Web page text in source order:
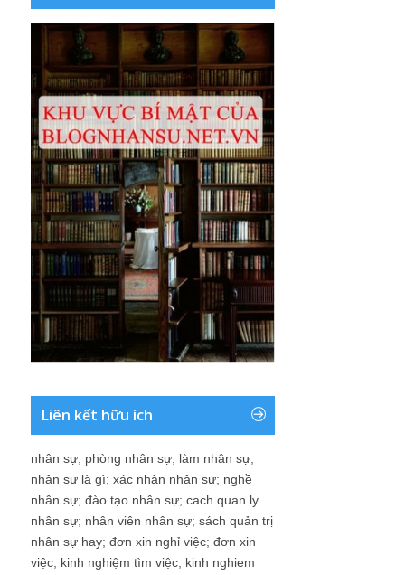
Liên kết hữu ích
nhân sự; phòng nhân sự; làm nhân sự;
nhân sự là gì; xác nhận nhân sự; nghề
nhân sự; đào tạo nhân sự; cach quan ly
nhân sự; nhân viên nhân sự; sách quản trị
nhân sự hay; đơn xin nghỉ việc; đơn xin
việc; kinh nghiệm tìm việc; kinh nghiem